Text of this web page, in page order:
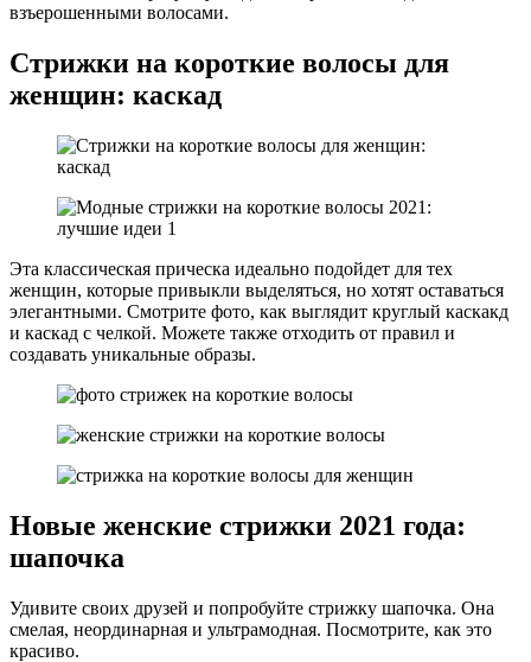
взъерошенными волосами.
Стрижки на короткие волосы для
женщин: каскад
Эта классическая прическа идеально подойдет для тех
женщин, которые привыкли выделяться, но хотят оставаться
элегантными. Смотрите фото, как выглядит круглый каскакд
и каскад с челкой. Можете также отходить от правил и
создавать уникальные образы.
Новые женские стрижки 2021 года:
шапочка
Удивите своих друзей и попробуйте стрижку шапочка. Она
смелая, неординарная и ультрамодная. Посмотрите, как это
красиво.